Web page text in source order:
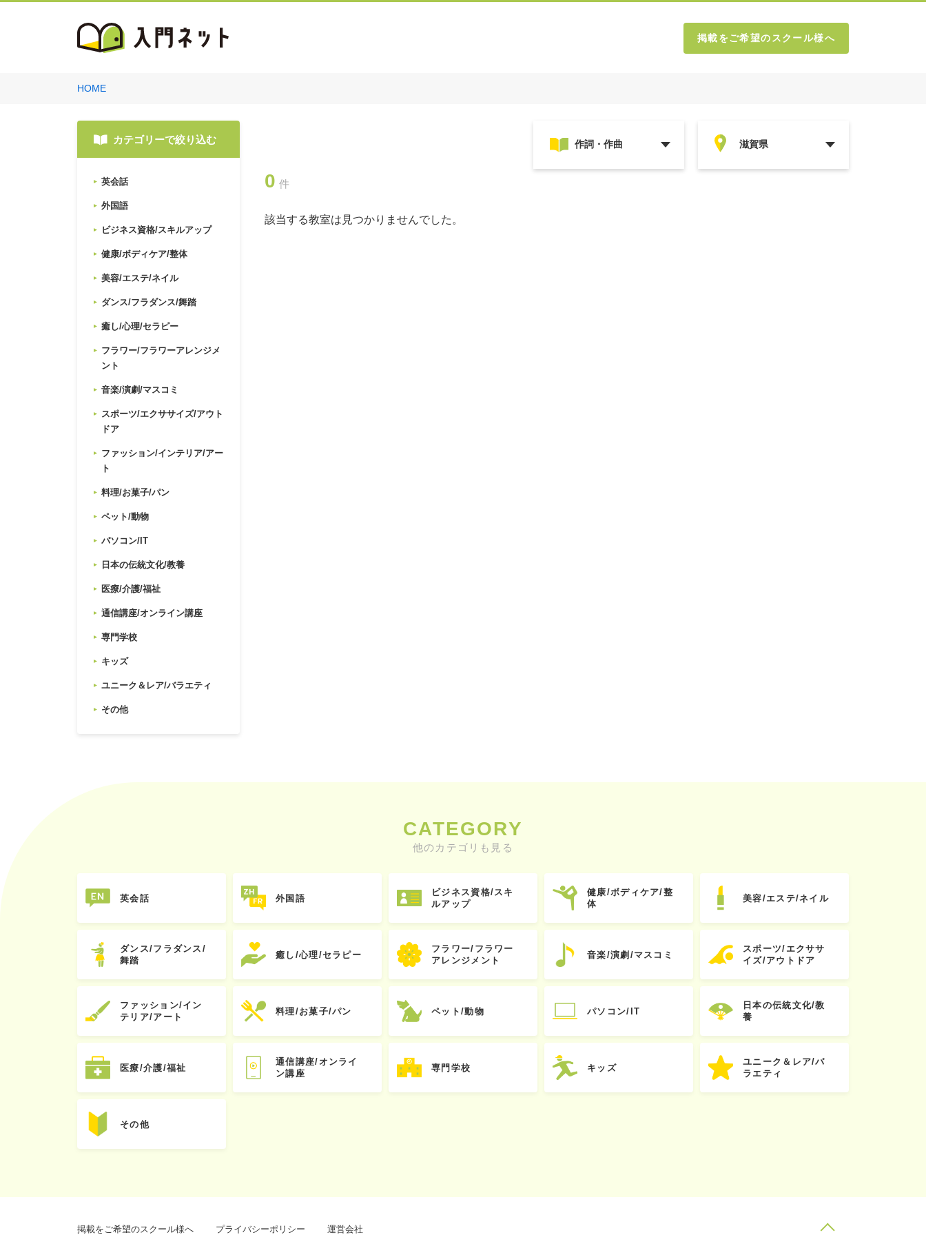
掲載をご希望のスクール様へ
HOME
カテゴリーで絞り込む
英会話
外国語
ビジネス資格/スキルアップ
健康/ボディケア/整体
美容/エステ/ネイル
ダンス/フラダンス/舞踏
癒し/心理/セラピー
フラワー/フラワーアレンジメ
ント
音楽/演劇/マスコミ
スポーツ/エクササイズ/アウト
ドア
ファッション/インテリア/アー
ト
料理/お菓子/パン
ペット/動物
パソコン/IT
日本の伝統文化/教養
医療/介護/福祉
通信講座/オンライン講座
専門学校
キッズ
ユニーク＆レア/バラエティ
その他
0 件
該当する教室は見つかりませんでした。
CATEGORY
他のカテゴリも見る
英会話 外国語
ビジネス資格/スキ
ルアップ
健康/ボディケア/整
体
美容/エステ/ネイル
ダンス/フラダンス/
舞踏
癒し/心理/セラピー
フラワー/フラワー
アレンジメント
音楽/演劇/マスコミ
スポーツ/エクササ
イズ/アウトドア
ファッション/イン
テリア/アート
料理/お菓子/パン ペット/動物 パソコン/IT
日本の伝統文化/教
養
医療/介護/福祉
通信講座/オンライ
ン講座
専門学校 キッズ
ユニーク＆レア/バ
ラエティ
その他
掲載をご希望のスクール様へ プライバシーポリシー 運営会社